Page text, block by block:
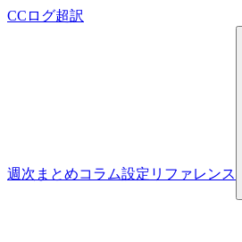
CCログ超訳
週次まとめコラム設定リファレンス